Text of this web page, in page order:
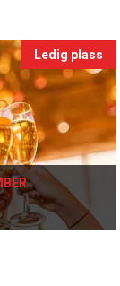
Ledig plass